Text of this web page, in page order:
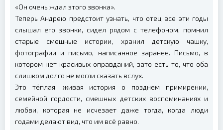
«Он очень ждал этого звонка».
Теперь Андрею предстоит узнать, что отец все эти годы
слышал его звонки, сидел рядом с телефоном, помнил
старые смешные истории, хранил детскую чашку,
фотографии и письмо, написанное заранее. Письмо, в
котором нет красивых оправданий, зато есть то, что оба
слишком долго не могли сказать вслух.
Это тёплая, живая история о позднем примирении,
семейной гордости, смешных детских воспоминаниях и
любви, которая не исчезает даже тогда, когда люди
годами делают вид, что им всё равно.